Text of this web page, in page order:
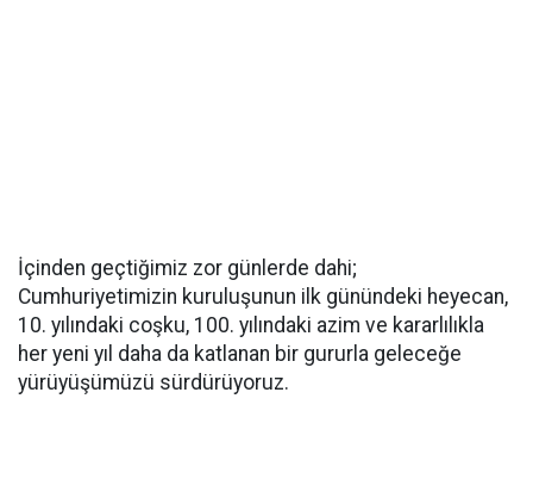
İçinden geçtiğimiz zor günlerde dahi;
Cumhuriyetimizin kuruluşunun ilk günündeki heyecan,
10. yılındaki coşku, 100. yılındaki azim ve kararlılıkla
her yeni yıl daha da katlanan bir gururla geleceğe
yürüyüşümüzü sürdürüyoruz.